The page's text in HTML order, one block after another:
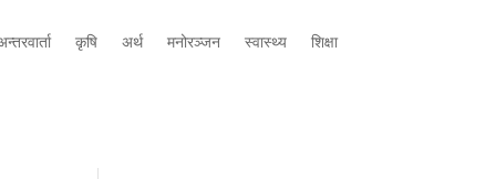
कृषि अर्थ मनोरञ्जन स्वास्थ्य शिक्षा